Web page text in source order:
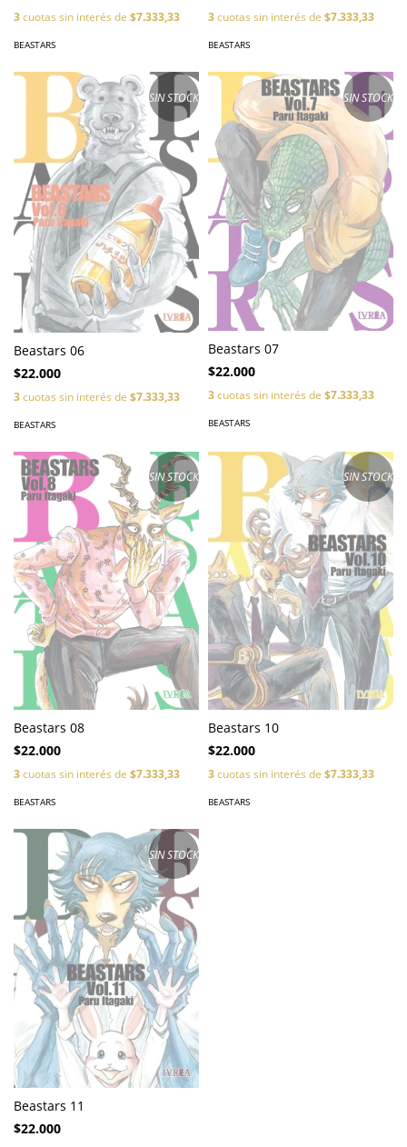
3cuotas sin interés de $7.333,33
BEASTARS
3cuotas sin interés de $7.333,33
BEASTARS
SIN STOCK
Beastars 06
$22.000
3cuotas sin interés de $7.333,33
BEASTARS
SIN STOCK
Beastars 07
$22.000
3cuotas sin interés de $7.333,33
BEASTARS
SIN STOCK
Beastars 08
$22.000
3cuotas sin interés de $7.333,33
BEASTARS
SIN STOCK
Beastars 10
$22.000
3cuotas sin interés de $7.333,33
BEASTARS
SIN STOCK
Beastars 11
$22.000